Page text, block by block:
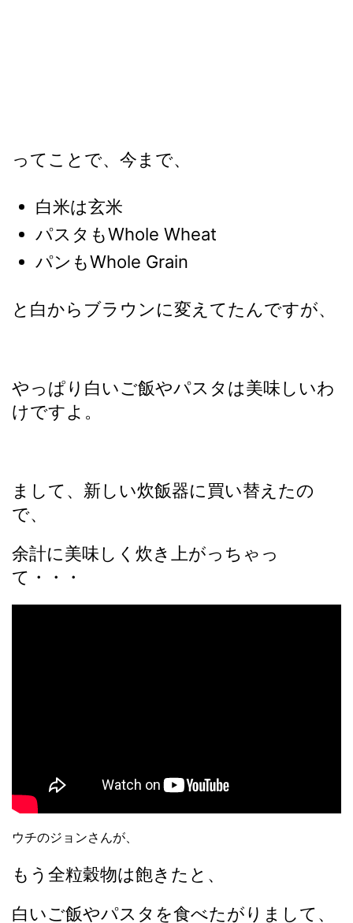
ってことで、今まで、
白米は玄米
パスタもWhole Wheat
パンもWhole Grain
と白からブラウンに変えてたんですが、
やっぱり白いご飯やパスタは美味しいわ
けですよ。
まして、新しい炊飯器に買い替えたの
で、
余計に美味しく炊き上がっちゃっ
て・・・
ウチのジョンさんが、
もう全粒穀物は飽きたと、
白いご飯やパスタを食べたがりまして、